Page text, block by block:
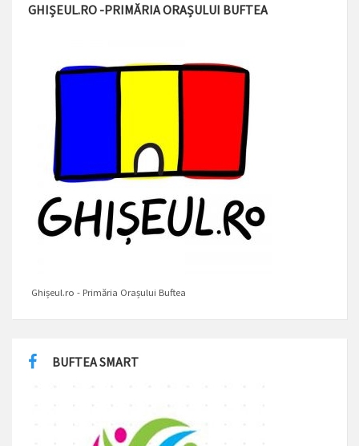
GHIȘEUL.RO -PRIMĂRIA ORAȘULUI BUFTEA
Ghișeul.ro - Primăria Orașului Buftea
BUFTEA SMART